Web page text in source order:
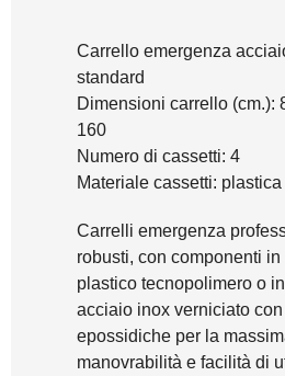
Carrello emergenza
standard
Dimensioni carrello (cm.):
160
Numero di cassetti: 4
Materiale cassetti: plastica
Carrelli emergenza
robusti, con componenti
plastico tecnopolimero o
acciaio inox verniciato
epossidiche per la
manovrabilità e facilità di